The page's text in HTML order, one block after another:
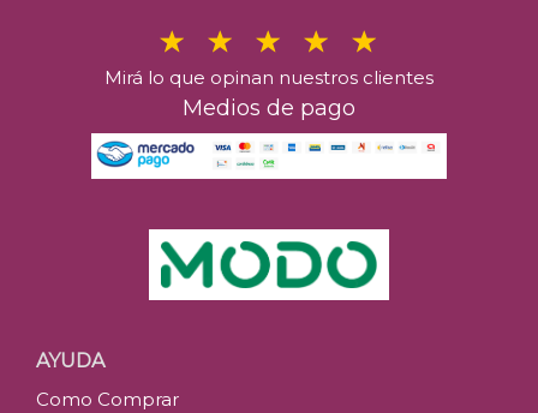
Mirá lo que opinan nuestros clientes
Medios de pago
AYUDA
Como Comprar